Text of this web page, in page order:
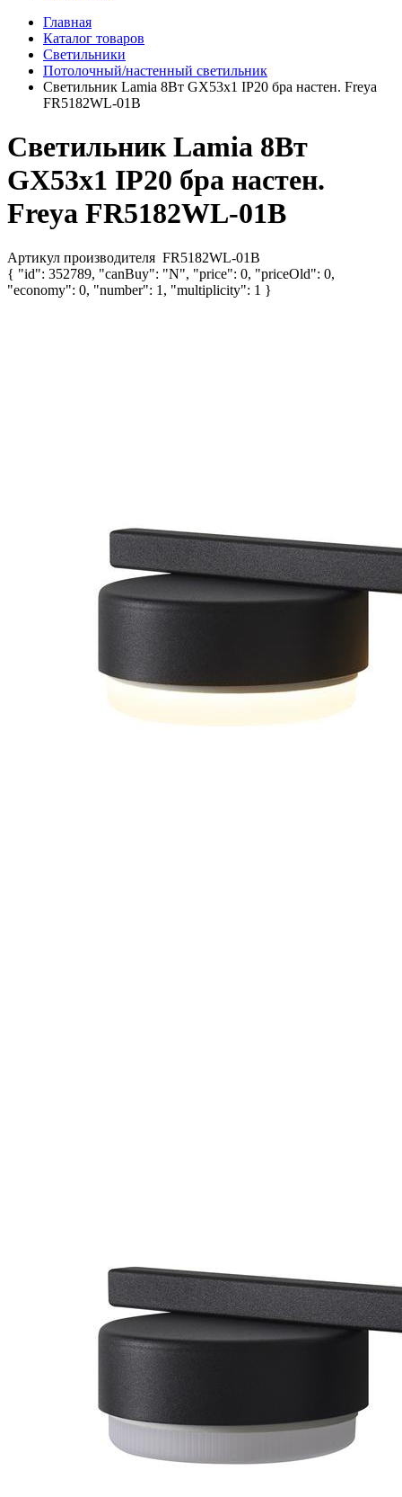
Главная
Каталог товаров
Светильники
Потолочный/настенный светильник
Светильник Lamia 8Вт GX53х1 IP20 бра настен. Freya
FR5182WL-01B
Светильник Lamia 8Вт
GX53х1 IP20 бра настен.
Freya FR5182WL-01B
Артикул производителя FR5182WL-01B
{ "id": 352789, "canBuy": "N", "price": 0, "priceOld": 0,
"economy": 0, "number": 1, "multiplicity": 1 }